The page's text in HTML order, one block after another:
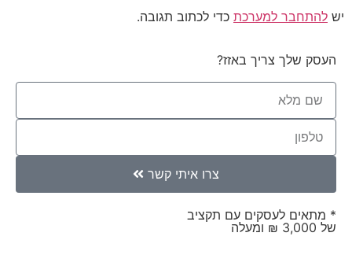
יש להתחבר למערכת כדי לכתוב תגובה.
העסק שלך צריך באזז?
צרו איתי קשר
* מתאים לעסקים עם תקציב
של 3,000 ₪ ומעלה